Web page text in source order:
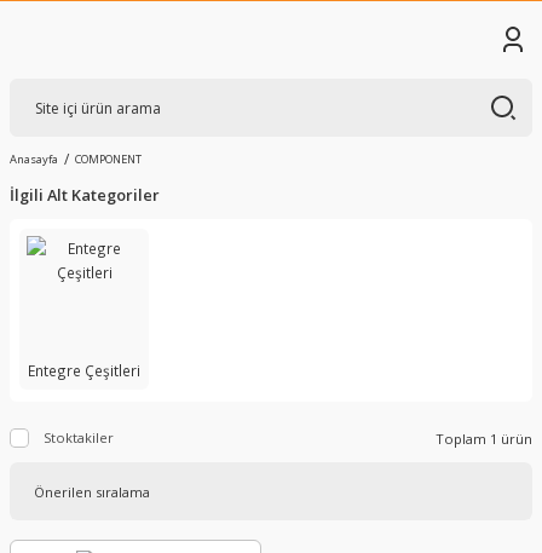
Anasayfa COMPONENT
İlgili Alt Kategoriler
Entegre Çeşitleri
Stoktakiler Toplam 1 ürün